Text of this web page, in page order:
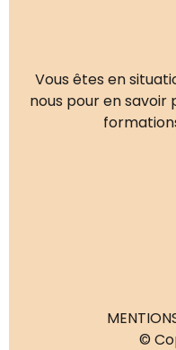
Vous êtes en
nous pour en savoir
©